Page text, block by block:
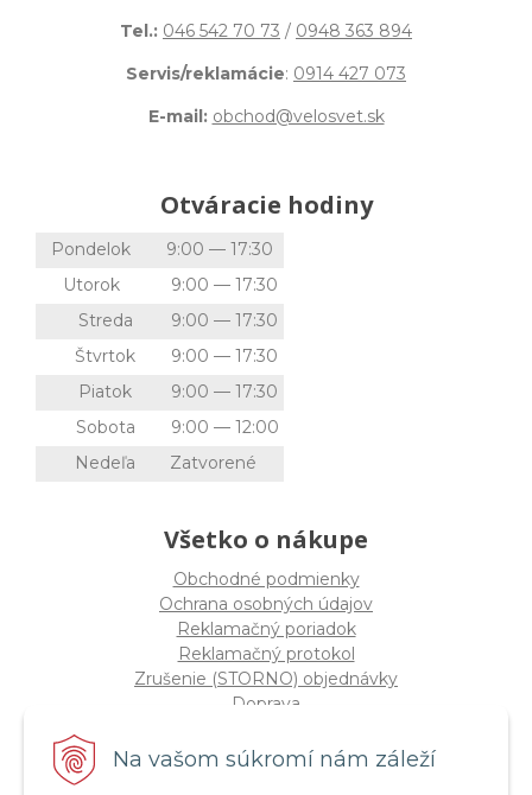
Na vašom súkromí nám záleží
Tel.: 046 542 70 73 / 0948 363 894
Servis/reklamácie: 0914 427 073
E-mail: obchod@velosvet.sk
Otváracie hodiny
Pondelok
9:00 — 17:30
Utorok
9:00 — 17:30
Streda
9:00 — 17:30
Štvrtok
9:00 — 17:30
Piatok
9:00 — 17:30
Sobota
9:00 — 12:00
Nedeľa
Zatvorené
Všetko o nákupe
Obchodné podmienky
Ochrana osobných údajov
Reklamačný poriadok
Reklamačný protokol
Zrušenie (STORNO) objednávky
Doprava
Štatút súťaže "Vianoce 2025"